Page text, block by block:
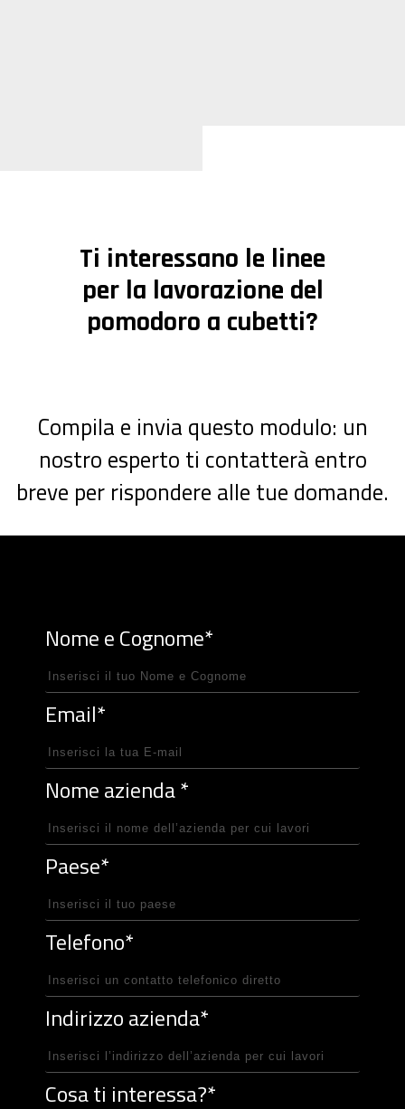
Ti interessano le linee
per la lavorazione del
pomodoro a cubetti?
Compila e invia questo modulo: un
nostro esperto ti contatterà entro
breve per rispondere alle tue domande.
Nome e Cognome*
Email*
Nome azienda *
Paese*
Telefono*
Indirizzo azienda*
Cosa ti interessa?*